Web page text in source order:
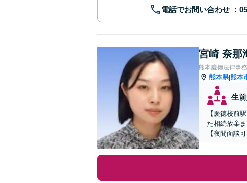
電話でお問い合わせ
宮崎 奈那
熊本慶徳法律事
熊本県|熊本
生
【慶徳校前
た相続放棄
【夜間面談可